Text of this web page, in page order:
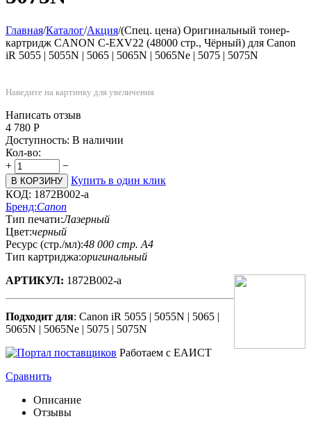
Главная/Каталог/Акция/(Спец. цена) Оригинальный тонер-
картридж CANON C-EXV22 (48000 стр., Чёрный) для Canon
iR 5055 | 5055N | 5065 | 5065N | 5065Ne | 5075 | 5075N
Наведите на картинку для увеличения
Написать отзыв
4 780 Р
Доступность: В наличии
Кол-во:
+
−
В КОРЗИНУ
Купить в один клик
КОД: 1872B002-a
Бренд:Canon
Тип печати:Лазерный
Цвет:черный
Ресурс (стр./мл):48 000 стр. А4
Тип картриджа:оригинальный
АРТИКУЛ: 1872В002-a
Подходит для: Canon iR 5055 | 5055N | 5065 |
5065N | 5065Ne | 5075 | 5075N
Работаем с ЕАИСТ
Сравнить
Описание
Отзывы